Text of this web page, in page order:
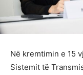
Në kremtimin e 15
Sistemit të